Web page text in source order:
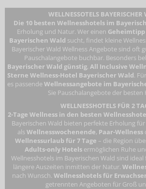
WELLNESSOTELS BAYERISCHER
Die 10 besten Wellnesshotels im
Erholung und Natur. Wer einen
Bayerischen Wald sucht, findet kleine
Bayerischer Wald Wellness Angebote sind oft
Pauschalangebote buchbar. Besonders
Bayerischer Wald günstig, All Inclusive
Sterne Wellness-Hotel Bayerischer Wald.
es passendeWellnessangebote im
Sie Pauschalangebote der besten
WELLNESSHOTELS FÜR 2
2-Tage Wellness in den besten
Bayerischen Wald bieten perfekte Erholung
als Wellnesswochenende, Paar-Wellness
Wellnessurlaub für 7 Tage – die Region
Adults-only Hotels ermöglichen Ruhe
Wellnesshotels im Bayerischen Wald sind
längere Auszeiten inmitten der Natur.
nach Wunsch.Wellnesshotels für
getrennten Angeboten für Groß